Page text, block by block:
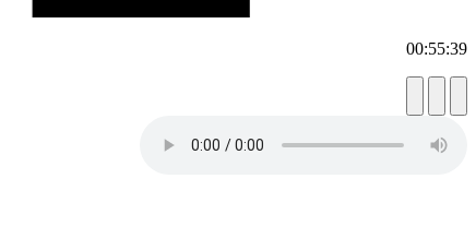
00:55:39